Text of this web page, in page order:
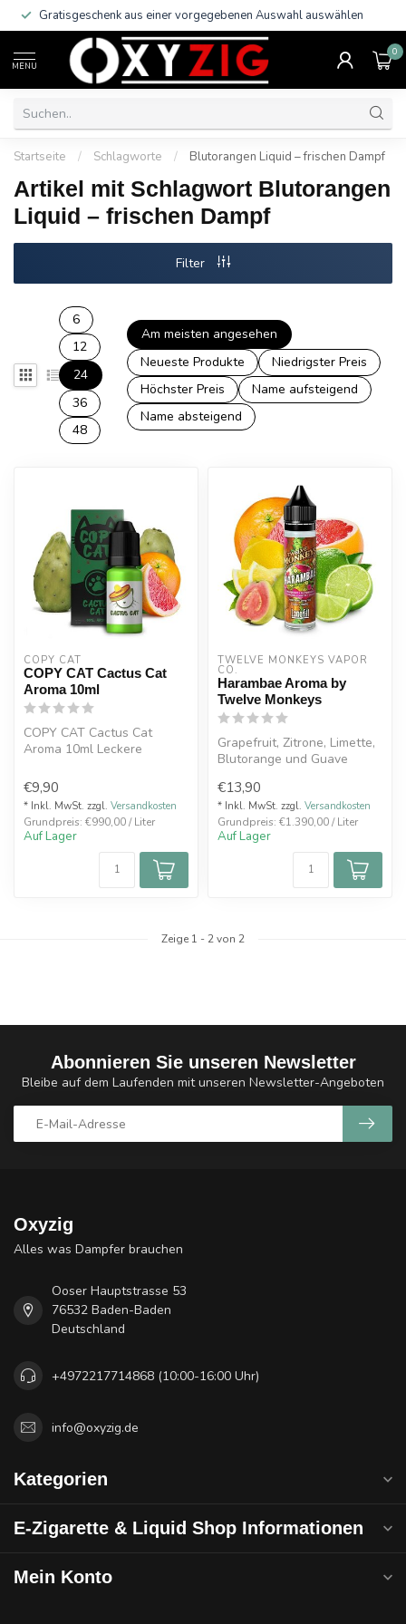
Gratisgeschenk aus einer vorgegebenen Auswahl auswählen
MENU
0
Startseite / Schlagworte / Blutorangen Liquid – frischen Dampf
Artikel mit Schlagwort Blutorangen
Liquid – frischen Dampf
Filter
6
12
24
36
48
Am meisten angesehen
Neueste Produkte
Niedrigster Preis
Höchster Preis
Name aufsteigend
Name absteigend
COPY CAT
COPY CAT Cactus Cat
Aroma 10ml
COPY CAT Cactus Cat
Aroma 10ml Leckere
Blutorangen, in einer per...
€9,90
* Inkl. MwSt. zzgl. Versandkosten
Grundpreis: €990,00 / Liter
Auf Lager
TWELVE MONKEYS VAPOR
CO.
Harambae Aroma by
Twelve Monkeys
Grapefruit, Zitrone, Limette,
Blutorange und Guave
€13,90
* Inkl. MwSt. zzgl. Versandkosten
Grundpreis: €1.390,00 / Liter
Auf Lager
Zeige 1 - 2von 2
Abonnieren Sie unseren Newsletter
Bleibe auf dem Laufenden mit unseren Newsletter-Angeboten
Oxyzig
Alles was Dampfer brauchen
Ooser Hauptstrasse 53
76532 Baden-Baden
Deutschland
+4972217714868 (10:00-16:00 Uhr)
info@oxyzig.de
Kategorien
E-Zigarette & Liquid Shop Informationen
Mein Konto